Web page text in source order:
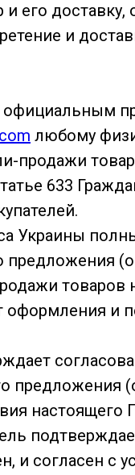
и его
и
официальным
любому
продажи
633
Украины
предложения
товаров
оформления и
предложения
и согласен с